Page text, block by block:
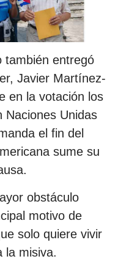
también entregó
Javier Martínez-
en la votación los
Naciones Unidas
el fin del
sume su
obstáculo
motivo de
solo quiere vivir
la misiva.